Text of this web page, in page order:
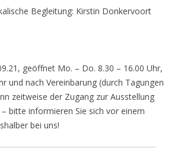
Begleitung: Kirstin Donkervoort
geöffnet Mo. – Do. 8.30 – 16.00 Uhr,
und nach Vereinbarung (durch Tagungen
zeitweise der Zugang zur Ausstellung
bitte informieren Sie sich vor einem
bei uns!